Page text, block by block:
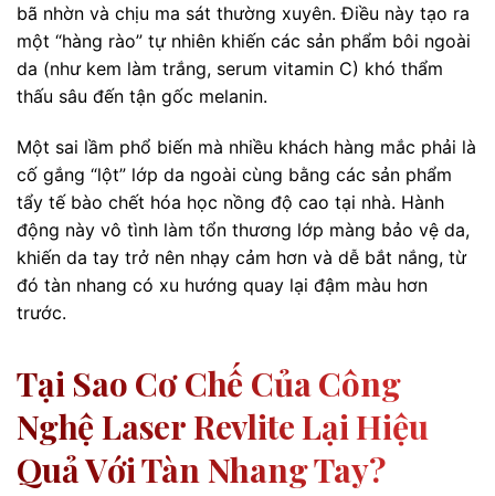
bã nhờn và chịu ma sát thường xuyên. Điều này tạo ra
một “hàng rào” tự nhiên khiến các sản phẩm bôi ngoài
da (như kem làm trắng, serum vitamin C) khó thẩm
thấu sâu đến tận gốc melanin.
Một sai lầm phổ biến mà nhiều khách hàng mắc phải là
cố gắng “lột” lớp da ngoài cùng bằng các sản phẩm
tẩy tế bào chết hóa học nồng độ cao tại nhà. Hành
động này vô tình làm tổn thương lớp màng bảo vệ da,
khiến da tay trở nên nhạy cảm hơn và dễ bắt nắng, từ
đó tàn nhang có xu hướng quay lại đậm màu hơn
trước.
Tại Sao Cơ Chế Của Công
Nghệ Laser Revlite Lại Hiệu
Quả Với Tàn Nhang Tay?